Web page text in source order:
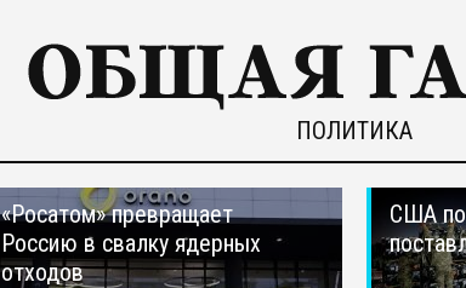
ПОЛИТИКА
«Росатом» превращает
Россию в свалку ядерных
отходов
США